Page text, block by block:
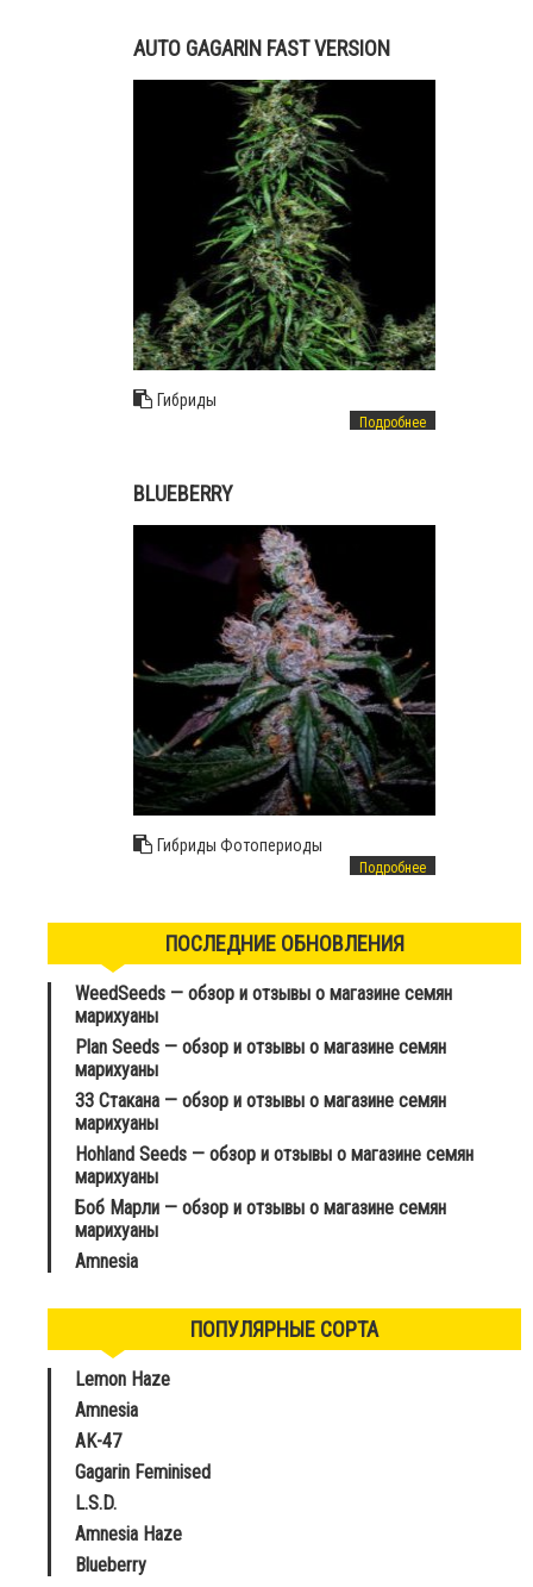
AUTO GAGARIN FAST VERSION
Гибриды
Подробнее
BLUEBERRY
Гибриды Фотопериоды
Подробнее
ПОСЛЕДНИЕ ОБНОВЛЕНИЯ
WeedSeeds — обзор и отзывы о магазине семян
марихуаны
Plan Seeds — обзор и отзывы о магазине семян
марихуаны
33 Стакана — обзор и отзывы о магазине семян
марихуаны
Hohland Seeds — обзор и отзывы о магазине семян
марихуаны
Боб Марли — обзор и отзывы о магазине семян
марихуаны
Amnesia
ПОПУЛЯРНЫЕ СОРТА
Lemon Haze
Amnesia
AK-47
Gagarin Feminised
L.S.D.
Amnesia Haze
Blueberry